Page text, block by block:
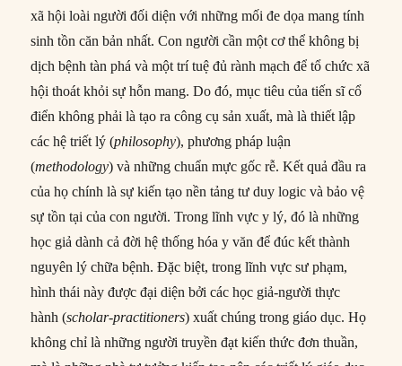
xã hội loài người đối diện với những mối đe dọa mang tính
sinh tồn căn bản nhất. Con người cần một cơ thể không bị
dịch bệnh tàn phá và một trí tuệ đủ rành mạch để tổ chức xã
hội thoát khỏi sự hỗn mang. Do đó, mục tiêu của tiến sĩ cổ
điển không phải là tạo ra công cụ sản xuất, mà là thiết lập
các hệ triết lý (philosophy), phương pháp luận
(methodology) và những chuẩn mực gốc rễ. Kết quả đầu ra
của họ chính là sự kiến tạo nền tảng tư duy logic và bảo vệ
sự tồn tại của con người. Trong lĩnh vực y lý, đó là những
học giả dành cả đời hệ thống hóa y văn để đúc kết thành
nguyên lý chữa bệnh. Đặc biệt, trong lĩnh vực sư phạm,
hình thái này được đại diện bởi các học giả-người thực
hành (scholar-practitioners) xuất chúng trong giáo dục. Họ
không chỉ là những người truyền đạt kiến thức đơn thuần,